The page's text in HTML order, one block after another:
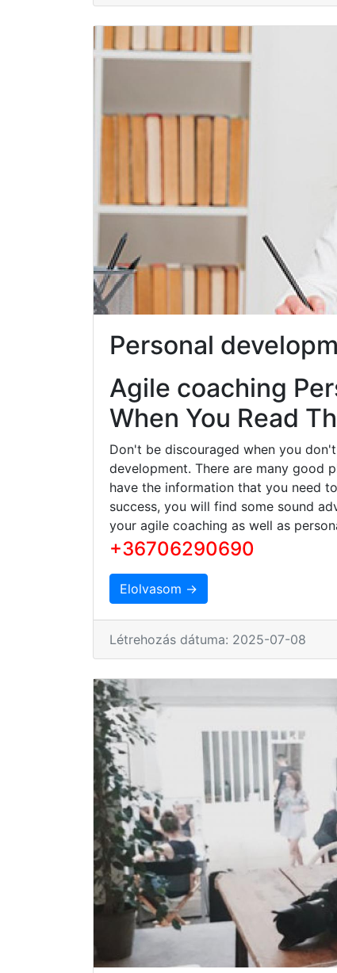
Personal
Agile coaching
When You Read
Don't be discouraged when you
development. There are many good
have the information that you need
success, you will find some sound
your agile coaching as well as
+36706290690
Elolvasom →
Létrehozás dátuma: 2025-07-08